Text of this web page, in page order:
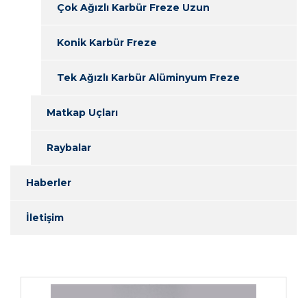
Çok Ağızlı Karbür Freze Uzun
Konik Karbür Freze
Tek Ağızlı Karbür Alüminyum Freze
Matkap Uçları
Raybalar
Haberler
İletişim